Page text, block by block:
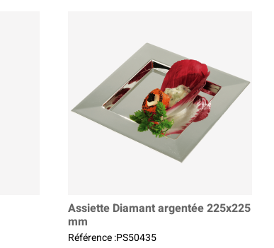
Assiette Diamant argentée 225x225
mm
Référence :PS50435